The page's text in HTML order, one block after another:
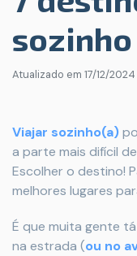
Atualizado em 17/12/2024
Viajar sozinho(a)
a parte mais difícil
Escolher o destino!
melhores lugares
É que muita gente
na estrada (ou no